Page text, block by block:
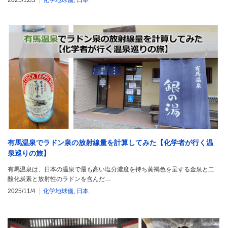
有馬温泉でラドン泉の放射線量を計算してみた【化学者が行く温
泉巡りの旅】
有馬温泉は、日本の温泉で最も高い塩分濃度を持ち黄褐色を呈する金泉と二
酸化炭素と放射性のラドンを含んだ…
2025/11/4
化学地球儀, 日本